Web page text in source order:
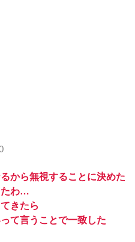
から無視することに決めた
たわ…
きたら
て言うことで一致した